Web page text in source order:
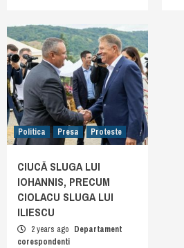
Politica Presa Proteste
CIUCĂ SLUGA LUI
IOHANNIS, PRECUM
CIOLACU SLUGA LUI
ILIESCU
2 years ago Departament
corespondenti